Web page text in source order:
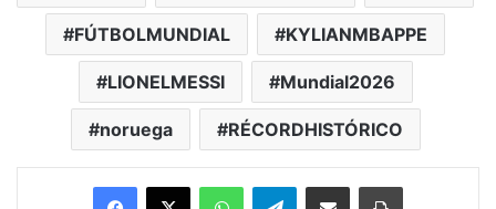
FÚTBOLMUNDIAL KYLIANMBAPPE
LIONELMESSI Mundial2026
noruega RÉCORDHISTÓRICO
Facebook
X WhatsAppTelegramEnviar vía email Imprimir